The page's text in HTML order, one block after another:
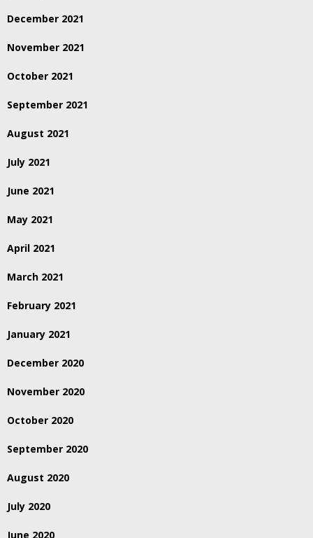
December 2021
November 2021
October 2021
September 2021
August 2021
July 2021
June 2021
May 2021
April 2021
March 2021
February 2021
January 2021
December 2020
November 2020
October 2020
September 2020
August 2020
July 2020
June 2020